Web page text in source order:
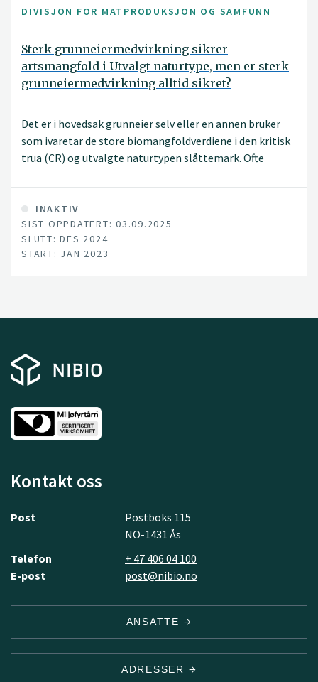
DIVISJON FOR MATPRODUKSJON OG SAMFUNN
Sterk grunneiermedvirkning sikrer
artsmangfold i Utvalgt naturtype, men er sterk
grunneiermedvirkning alltid sikret?
Det er i hovedsak grunneier selv eller en annen bruker
som ivaretar de store biomangfoldverdiene i den kritisk
trua (CR) og utvalgte naturtypen slåttemark. Ofte
utgangspunkt i en skjøtselsplan utarbeidet av et
fagmiljø/konsulentfirma. Dette prosjektet vil se
nærmere på hvordan motivasjon og kontinuitet skapes
hos de som gjør det praktiske skjøtselsarbeidet slik at
naturverdiene sikres. Er den som utfører selve skjøtselen
slåttemarker som har skjøtselsplan og de som ikke har
det?
INAKTIV
SIST OPPDATERT: 03.09.2025
SLUTT: DES 2024
START: JAN 2023
Kontakt oss
Post
Postboks 115
NO-1431 Ås
Telefon
+ 47 406 04 100
E-post
post@nibio.no
ANSATTE
ADRESSER